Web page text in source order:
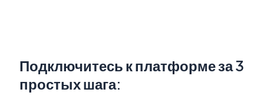
Подключитесь к платформе за 3
простых шага: